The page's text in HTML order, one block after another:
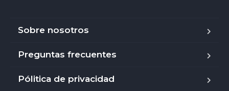
Sobre nosotros
Preguntas frecuentes
Pólitica de privacidad